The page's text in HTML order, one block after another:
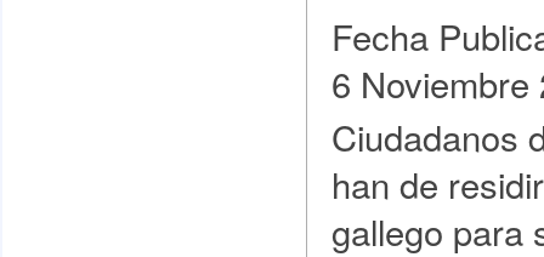
Fecha
6 Noviembre
Ciudadanos
han de
gallego para